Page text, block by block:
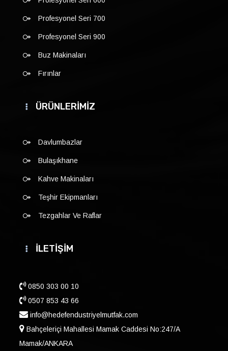
Profesyonel Seri 700
Profesyonel Seri 900
Buz Makinaları
Fırınlar
ÜRÜNLERİMİZ
Davlumbazlar
Bulaşıkhane
Kahve Makinaları
Teşhir Ekipmanları
Tezgahlar Ve Raflar
İLETİŞİM
0850 303 00 10
0507 853 43 66
info@hedefendustriyelmutfak.com
Bahçeleriçi Mahallesi Mamak Caddesi No:247/A
Mamak/ANKARA